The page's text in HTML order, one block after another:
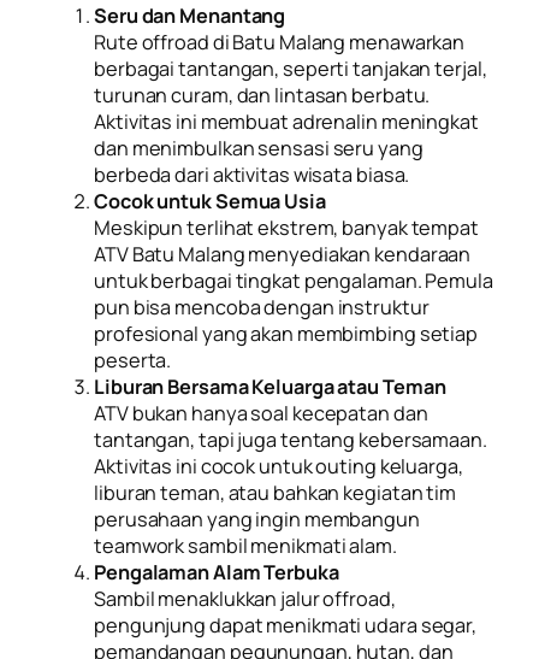
Seru dan Menantang
Rute offroad di Batu Malang menawarkan
berbagai tantangan, seperti tanjakan terjal,
turunan curam, dan lintasan berbatu.
Aktivitas ini membuat adrenalin meningkat
dan menimbulkan sensasi seru yang
berbeda dari aktivitas wisata biasa.
Cocok untuk Semua Usia
Meskipun terlihat ekstrem, banyak tempat
ATV Batu Malang menyediakan kendaraan
untuk berbagai tingkat pengalaman. Pemula
pun bisa mencoba dengan instruktur
profesional yang akan membimbing setiap
peserta.
Liburan Bersama Keluarga atau Teman
ATV bukan hanya soal kecepatan dan
tantangan, tapi juga tentang kebersamaan.
Aktivitas ini cocok untuk outing keluarga,
liburan teman, atau bahkan kegiatan tim
perusahaan yang ingin membangun
teamwork sambil menikmati alam.
Pengalaman Alam Terbuka
Sambil menaklukkan jalur offroad,
pengunjung dapat menikmati udara segar,
pemandangan pegunungan, hutan, dan